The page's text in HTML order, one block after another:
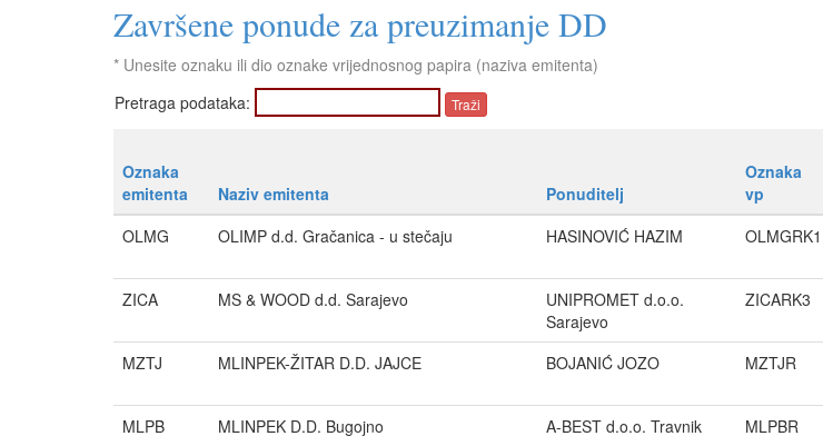
Završene ponude za preuzimanje DD
* Unesite oznaku ili dio oznake vrijednosnog papira (naziva emitenta)
Pretraga podataka:
Oznaka
emitenta
Naziv emitenta Ponuditelj
Oznaka
vp
OLMG
OLIMP d.d. Gračanica - u stečaju HASINOVIĆ HAZIM OLMGRK1
ZICA
MS & WOOD d.d. Sarajevo
UNIPROMET d.o.o.
Sarajevo
ZICARK3
MZTJ
MLINPEK-ŽITAR D.D. JAJCE BOJANIĆ JOZO MZTJR
MLPB
MLINPEK D.D. Bugojno A-BEST d.o.o. Travnik MLPBR